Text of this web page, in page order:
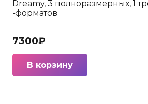
Dreamy, 3 полноразмерных, 1
-форматов
7300₽
В корзину